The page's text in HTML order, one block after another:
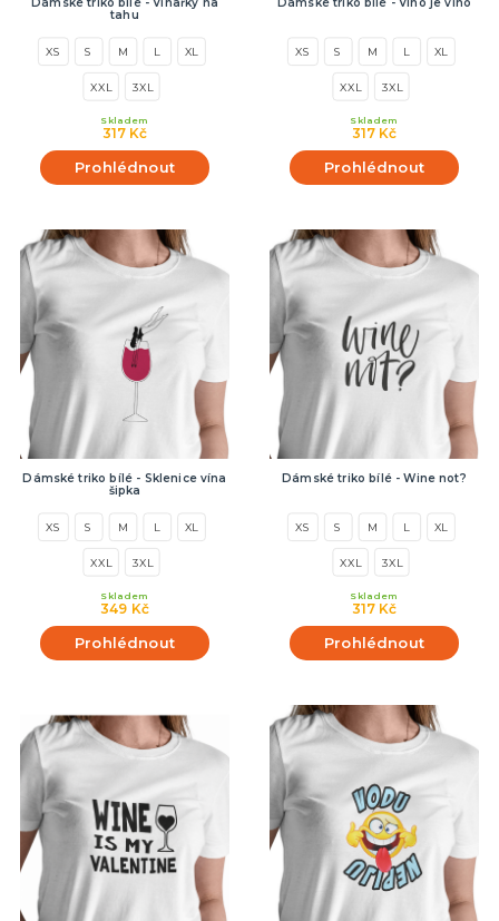
tahu
XS S M L XL
XXL 3XL
317 Kč
Skladem
Prohlédnout
XS S M L XL
XXL 3XL
317 Kč
Skladem
Prohlédnout
Dámské triko bílé - Sklenice vína
šipka
XS S M L XL
XXL 3XL
349 Kč
Skladem
Prohlédnout
Dámské triko bílé - Wine not?
XS S M L XL
XXL 3XL
317 Kč
Skladem
Prohlédnout